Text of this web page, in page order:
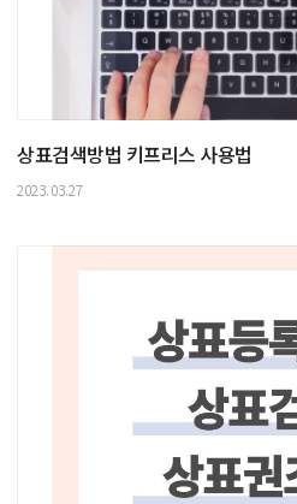
상표검색방법 키프리스 사용법
2023.03.27